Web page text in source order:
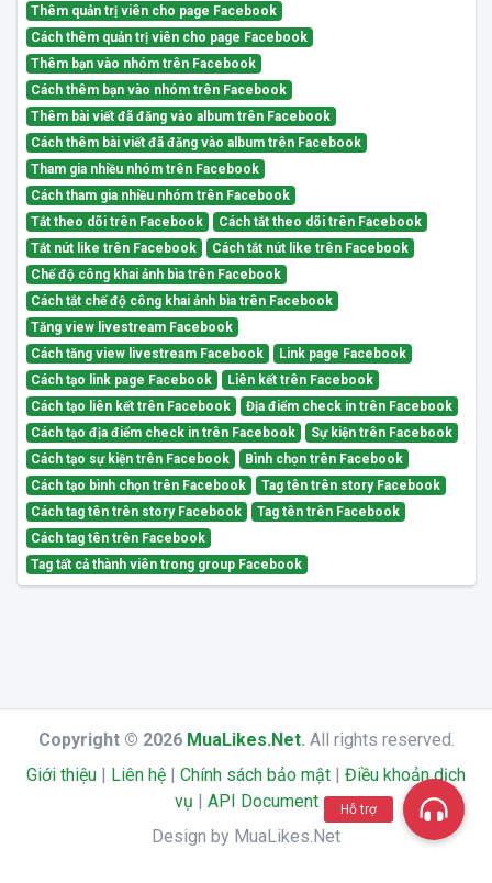
Thêm quản trị viên cho page Facebook
Cách thêm quản trị viên cho page Facebook
Thêm bạn vào nhóm trên Facebook
Cách thêm bạn vào nhóm trên Facebook
Thêm bài viết đã đăng vào album trên Facebook
Cách thêm bài viết đã đăng vào album trên Facebook
Tham gia nhiều nhóm trên Facebook
Cách tham gia nhiều nhóm trên Facebook
Tắt theo dõi trên Facebook
Cách tắt theo dõi trên Facebook
Tắt nút like trên Facebook
Cách tắt nút like trên Facebook
Chế độ công khai ảnh bìa trên Facebook
Cách tắt chế độ công khai ảnh bìa trên Facebook
Tăng view livestream Facebook
Cách tăng view livestream Facebook
Link page Facebook
Cách tạo link page Facebook
Liên kết trên Facebook
Cách tạo liên kết trên Facebook
Địa điểm check in trên Facebook
Cách tạo địa điểm check in trên Facebook
Sự kiện trên Facebook
Cách tạo sự kiện trên Facebook
Bình chọn trên Facebook
Cách tạo bình chọn trên Facebook
Tag tên trên story Facebook
Cách tag tên trên story Facebook
Tag tên trên Facebook
Cách tag tên trên Facebook
Tag tất cả thành viên trong group Facebook
Copyright © 2026 MuaLikes.Net. All rights reserved.
Giới thiệu | Liên hệ | Chính sách bảo mật | Điều khoản dịch
vụ | API Document
Design by MuaLikes.Net
Hỗ trợ